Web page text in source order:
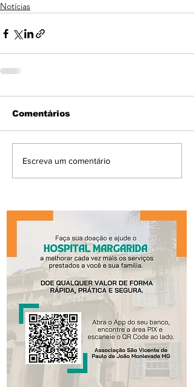
Notícias
Comentários
Escreva um comentário